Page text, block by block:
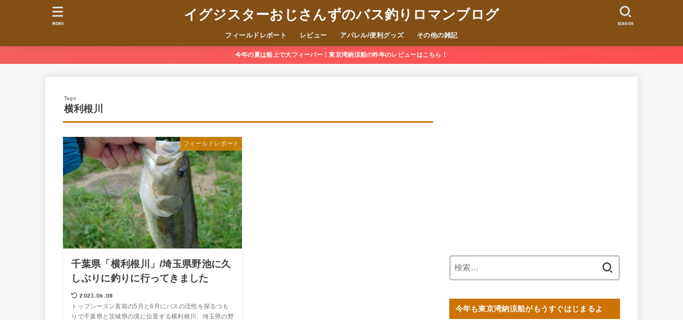
イグジスターおじさんずのバス釣りロマンブログ
フィールドレポート レビュー アパレル/便利グッズ その他の雑記
SEARCH
MENU
今年の夏は船上で大フィーバー！東京湾納涼船の昨年のレビューはこちら！
横利根川
フィールドレポート
千葉県「横利根川」/埼玉県野池に久
しぶりに釣りに行ってきました
2023.06.08
トップシーズン直前の5月と6月にバスの活性を探るつも
りで千葉県と茨城県の境に位置する横利根川、埼玉県の野
今年も東京湾納涼船がもうすぐはじまるよ